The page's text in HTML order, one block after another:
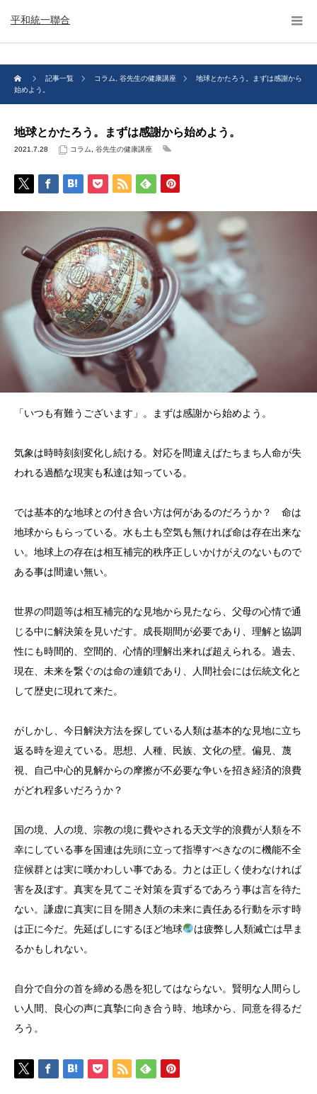
平和統一聯合
記事一覧 コラム 谷先生の健康講座
地球とかたろう。まずは感謝から
始めよう。
地球とかたろう。まずは感謝から始めよう。
2021.7.28 コラム 谷先生の健康講座
「いつも有難うございます」。まずは感謝から始めよう。
気象は時時刻刻変化し続ける。対応を間違えばたちまち人命が失
われる過酷な現実も私達は知っている。
では基本的な地球との付き合い方は何があるのだろうか？ 命は
地球からもらっている。水も土も空気も無ければ命は存在出来な
い。地球上の存在は相互補完的秩序正しいかけがえのないもので
ある事は間違い無い。
世界の問題等は相互補完的な見地から見たなら、父母の心情で通
じる中に解決策を見いだす。成長期間が必要であり、理解と協調
性にも時間的、空間的、心情的理解出来れば超えられる。過去、
現在、未来を繋ぐのは命の連鎖であり、人間社会には伝統文化と
して歴史に現れて来た。
がしかし、今日解決方法を探している人類は基本的な見地に立ち
返る時を迎えている。思想、人種、民族、文化の壁。偏見、蔑
視、自己中心的見解からの摩擦が不必要な争いを招き経済的浪費
がどれ程多いだろうか？
国の境、人の境、宗教の境に費やされる天文学的浪費が人類を不
幸にしている事を国連は先頭に立って指導すべきなのに機能不全
症候群とは実に嘆かわしい事である。力とは正しく使わなければ
害を及ぼす。真実を見てこそ対策を貢ずるであろう事は言を待た
ない。謙虚に真実に目を開き人類の未来に責任ある行動を示す時
は正に今だ。先延ばしにするほど地球
は疲弊し人類滅亡は早ま
るかもしれない。
自分で自分の首を締める愚を犯してはならない。賢明な人間らし
い人間、良心の声に真摯に向き合う時、地球から、同意を得るだ
ろう。